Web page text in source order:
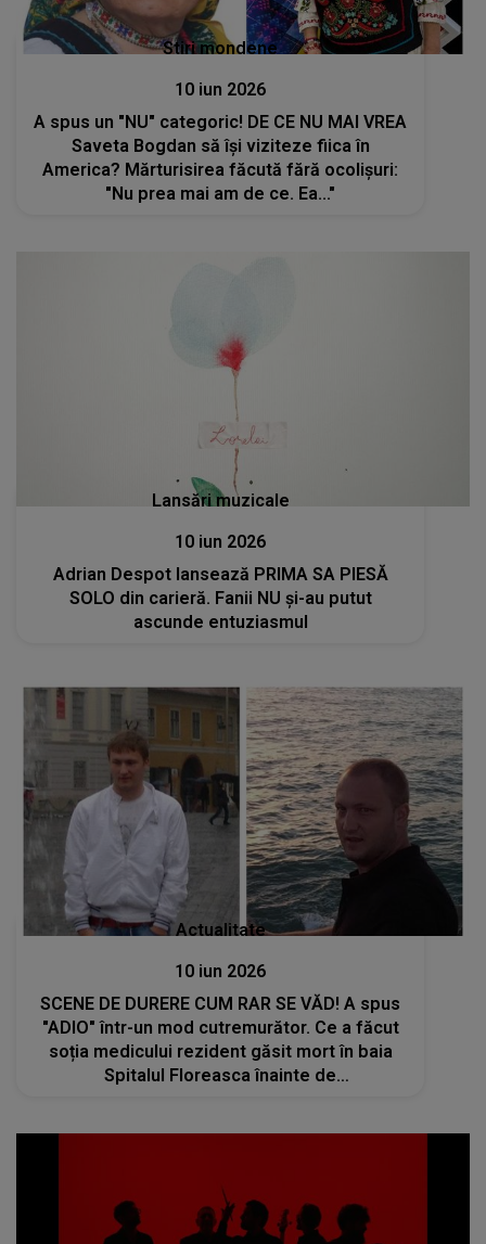
Stiri mondene
10 iun 2026
A spus un "NU" categoric! DE CE NU MAI VREA
Saveta Bogdan să își viziteze fiica în
America? Mărturisirea făcută fără ocolișuri:
"Nu prea mai am de ce. Ea..."
Lansări muzicale
10 iun 2026
Adrian Despot lansează PRIMA SA PIESĂ
SOLO din carieră. Fanii NU și-au putut
ascunde entuziasmul
Actualitate
10 iun 2026
SCENE DE DURERE CUM RAR SE VĂD! A spus
"ADIO" într-un mod cutremurător. Ce a făcut
soția medicului rezident găsit mort în baia
Spitalul Floreasca înainte de